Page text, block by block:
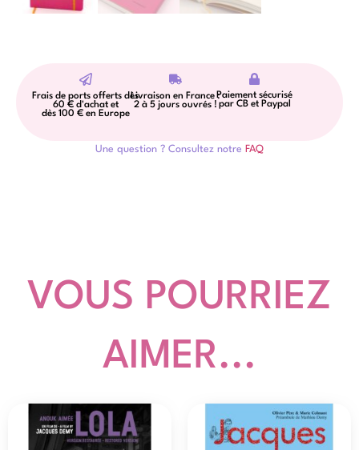
Frais de ports offerts dès
60 € d'achat et
dès 100 € en Europe
Livraison en France :
2 à 5 jours ouvrés !
Paiement sécurisé
par CB et Paypal
Une question ? Consultez notre FAQ
VOUS POURRIEZ
AIMER...